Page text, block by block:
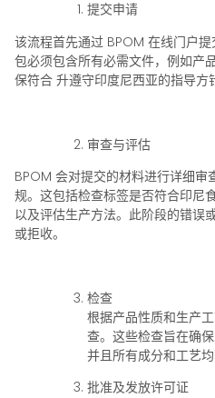
提交申请
该流程首先通过 BPOM 在线门户
包必须包含所有必需文件，例如产
保符合 升遵守印度尼西亚的指导方
审查与评估
BPOM 会对提交的材料进行详细审
规。这包括检查标签是否符合印尼
以及评估生产方法。此阶段的错误
或拒收。
检查
根据产品性质和生产
查。这些检查旨在确
并且所有成分和工艺均
批准及发放许可证